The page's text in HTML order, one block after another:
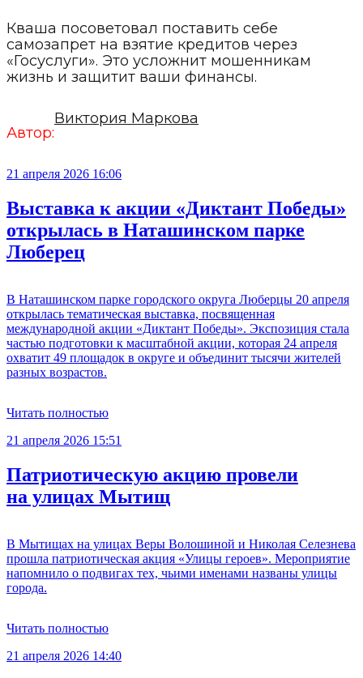
Кваша посоветовал поставить себе
самозапрет на взятие кредитов через
«Госуслуги». Это усложнит мошенникам
жизнь и защитит ваши финансы.
Автор:
Виктория Маркова
21 апреля 2026 16:06
Выставка к акции «Диктант Победы»
открылась в Наташинском парке
Люберец
В Наташинском парке городского округа Люберцы 20 апреля
открылась тематическая выставка, посвященная
международной акции «Диктант Победы». Экспозиция стала
частью подготовки к масштабной акции, которая 24 апреля
охватит 49 площадок в округе и объединит тысячи жителей
разных возрастов.
Читать полностью
21 апреля 2026 15:51
Патриотическую акцию провели
на улицах Мытищ
В Мытищах на улицах Веры Волошиной и Николая Селезнева
прошла патриотическая акция «Улицы героев». Мероприятие
напомнило о подвигах тех, чьими именами названы улицы
города.
Читать полностью
21 апреля 2026 14:40